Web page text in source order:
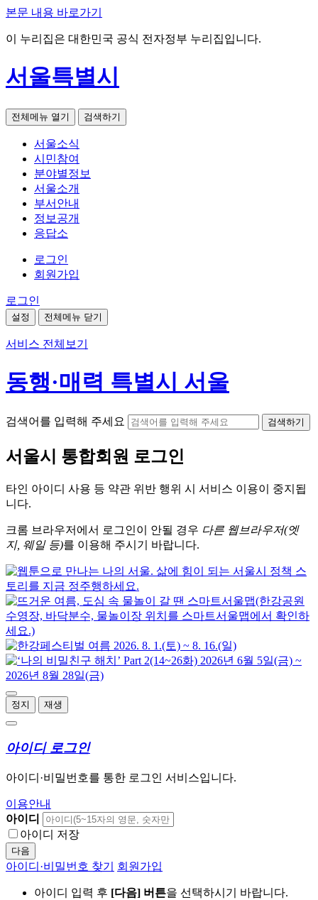
본문 내용 바로가기
이 누리집은 대한민국 공식 전자정부 누리집입니다.
서울특별시
전체메뉴 열기 검색하기
서울소식
시민참여
분야별정보
서울소개
부서안내
정보공개
응답소
로그인
회원가입
로그인
설정 전체메뉴 닫기
서비스 전체보기
동행·매력 특별시 서울
검색어를 입력해 주세요 검색하기
서울시 통합회원 로그인
타인 아이디 사용 등 약관 위반 행위 시 서비스 이용이 중지됩
니다.
크롬 브라우저에서 로그인이 안될 경우 다른 웹브라우저(엣
지, 웨일 등)를 이용해 주시기 바랍니다.
정지 재생
아이디 로그인
아이디·비밀번호를 통한 로그인 서비스입니다.
이용안내
아이디
아이디 저장
다음
아이디·비밀번호 찾기 회원가입
아이디 입력 후 [다음] 버튼을 선택하시기 바랍니다.